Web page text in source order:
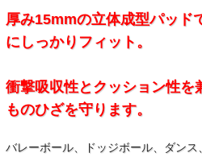
厚み15mmの立体成型パッド
にしっかりフィット。
衝撃吸収性とクッション性を
ものひざを守ります。
バレーボール、ドッジボール、ダン